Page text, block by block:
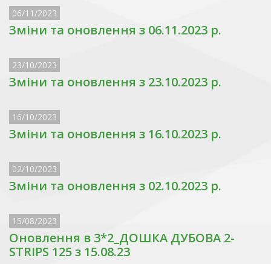
06/11/2023
Зміни та оновлення з 06.11.2023 р.
23/10/2023
Зміни та оновлення з 23.10.2023 р.
16/10/2023
Зміни та оновлення з 16.10.2023 р.
02/10/2023
Зміни та оновлення з 02.10.2023 р.
15/08/2023
Оновлення в 3*2_ДОШКА ДУБОВА 2-
STRIPS 125 з 15.08.23